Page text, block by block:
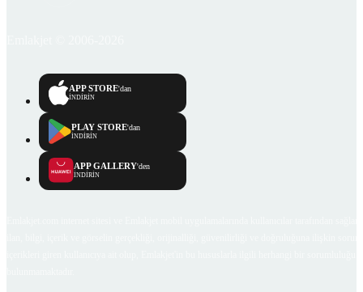
APP STORE'dan
İNDİRİN
PLAY STORE'dan
İNDİRİN
APP GALLERY'den
İNDİRİN